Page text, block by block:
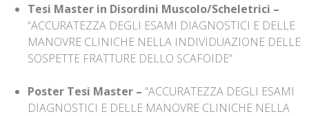
Tesi Master in Disordini Muscolo/Scheletrici –
“ACCURATEZZA DEGLI ESAMI DIAGNOSTICI E DELLE
MANOVRE CLINICHE NELLA INDIVIDUAZIONE DELLE
SOSPETTE FRATTURE DELLO SCAFOIDE”
Poster Tesi Master – “ACCURATEZZA DEGLI ESAMI
DIAGNOSTICI E DELLE MANOVRE CLINICHE NELLA